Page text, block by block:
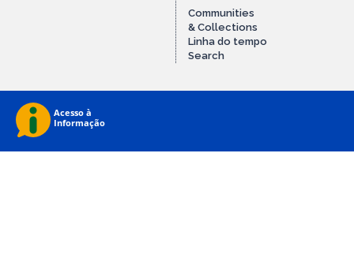
Communities
& Collections
Linha do tempo
Search